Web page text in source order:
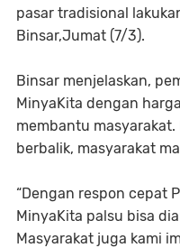
pasar tradisional
Binsar,Jumat (7/3).
Binsar menjelaskan,
MinyaKita dengan
membantu
berbalik, masyarakat
“Dengan respon cepat
MinyaKita palsu bisa
Masyarakat juga kami